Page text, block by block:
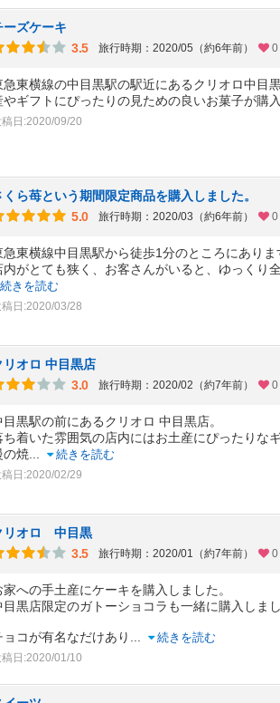
ーズケーキ
3.5
旅行時期：2020/05（約6年前） 0
急東横線の中目黒駅の駅近にあるクリオロ中目
やギフトにぴったりの見ための良いお菓子が購
日:2020/09/20
くら苺という期間限定商品を購入しました。
5.0
旅行時期：2020/03（約6年前） 0
急東横線中目黒駅から徒歩1分のところにありま
内がとても狭く、お客さんがいると、ゆっくり
続きを読む
日:2020/03/28
リオロ 中目黒店
3.0
旅行時期：2020/02（約7年前） 0
目黒駅の前にあるクリオロ 中目黒店。
ち着いた雰囲気の店内にはお土産にぴったりな
の焼
続きを読む
日:2020/02/29
リオロ 中目黒
3.5
旅行時期：2020/01（約7年前） 0
家への手土産にケーキを購入しました。
目黒店限定のガトーショコラも一緒に購入しまし
ョコが有名なだけあり 続きを読む
日:2020/01/10